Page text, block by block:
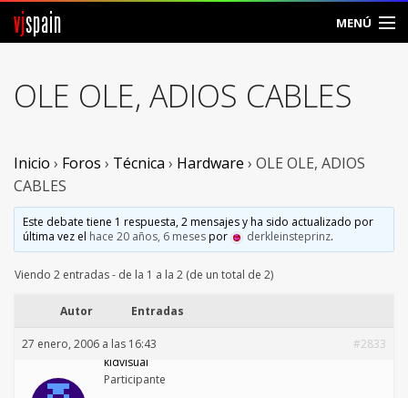
vjspain MENÚ
Foros
Vjspain
Ayuda
Contacto
OLE OLE, ADIOS CABLES
Inicio › Foros › Técnica › Hardware › OLE OLE, ADIOS
CABLES
Este debate tiene 1 respuesta, 2 mensajes y ha sido actualizado por
última vez el hace 20 años, 6 mesespor derkleinsteprinz.
Viendo 2 entradas - de la 1 a la 2 (de un total de 2)
Autor Entradas
27 enero, 2006 a las 16:43
#2833
kidvisual
Participante